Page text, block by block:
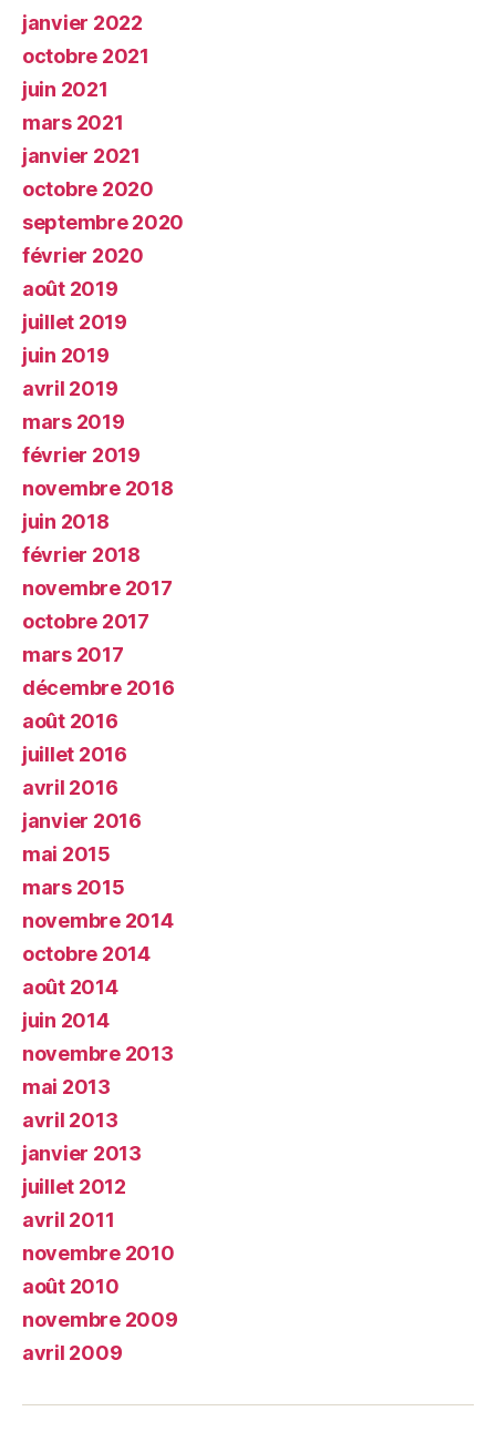
janvier 2022
octobre 2021
juin 2021
mars 2021
janvier 2021
octobre 2020
septembre 2020
février 2020
août 2019
juillet 2019
juin 2019
avril 2019
mars 2019
février 2019
novembre 2018
juin 2018
février 2018
novembre 2017
octobre 2017
mars 2017
décembre 2016
août 2016
juillet 2016
avril 2016
janvier 2016
mai 2015
mars 2015
novembre 2014
octobre 2014
août 2014
juin 2014
novembre 2013
mai 2013
avril 2013
janvier 2013
juillet 2012
avril 2011
novembre 2010
août 2010
novembre 2009
avril 2009